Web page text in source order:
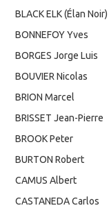
BLACK ELK (Élan Noir)
BONNEFOY Yves
BORGES Jorge Luis
BOUVIER Nicolas
BRION Marcel
BRISSET Jean-Pierre
BROOK Peter
BURTON Robert
CAMUS Albert
CASTANEDA Carlos